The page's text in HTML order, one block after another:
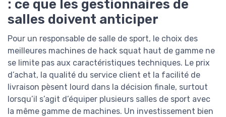
: ce que les gestionnaires de
salles doivent anticiper
Pour un responsable de salle de sport, le choix des
meilleures machines de hack squat haut de gamme ne
se limite pas aux caractéristiques techniques. Le prix
d’achat, la qualité du service client et la facilité de
livraison pèsent lourd dans la décision finale, surtout
lorsqu’il s’agit d’équiper plusieurs salles de sport avec
la même gamme de machines. Un investissement bien